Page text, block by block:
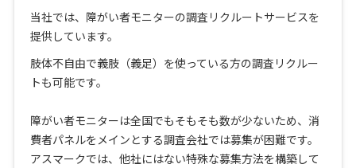
当社では、障がい者モニターの調査リクルートサービスを
提供しています。
肢体不自由で義肢（義足）を使っている方の調査リクルー
トも可能です。
障がい者モニターは全国でもそもそも数が少ないため、消
費者パネルをメインとする調査会社では募集が困難です。
アスマークでは、他社にはない特殊な募集方法を構築して